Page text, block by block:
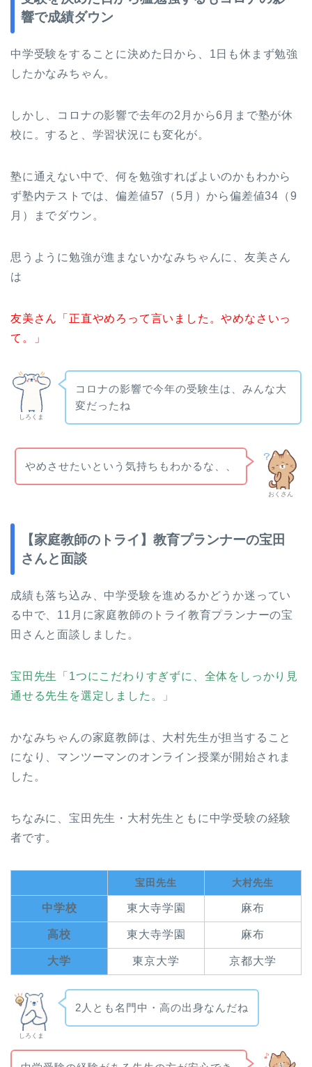
響で成績ダウン
中学受験をすることに決めた日から、1日も休まず勉強
したかなみちゃん。
しかし、コロナの影響で去年の2月から6月まで塾が休
校に。すると、学習状況にも変化が。
塾に通えない中で、何を勉強すればよいのかもわから
ず塾内テストでは、偏差値57（5月）から偏差値34（9
月）までダウン。
思うように勉強が進まないかなみちゃんに、友美さん
は
友美さん「正直やめろって言いました。やめなさいっ
て。」
しろくま
コロナの影響で今年の受験生は、みんな大
変だったね
おくさん
やめさせたいという気持ちもわかるな、、
【家庭教師のトライ】教育プランナーの宝田
さんと面談
成績も落ち込み、中学受験を進めるかどうか迷ってい
る中で、11月に家庭教師のトライ教育プランナーの宝
田さんと面談しました。
宝田先生「1つにこだわりすぎずに、全体をしっかり見
通せる先生を選定しました。」
かなみちゃんの家庭教師は、大村先生が担当すること
になり、マンツーマンのオンライン授業が開始されま
した。
ちなみに、宝田先生・大村先生ともに中学受験の経験
者です。
宝田先生 大村先生
中学校 東大寺学園 麻布
高校 東大寺学園 麻布
大学 東京大学 京都大学
しろくま
2人とも名門中・高の出身なんだね